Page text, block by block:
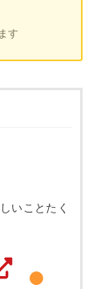
す
いことたく